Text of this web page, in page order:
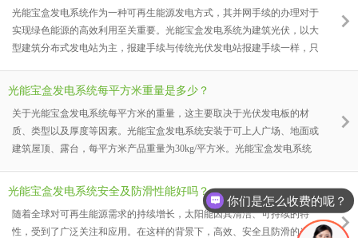
光能宝盒发电系统作为一种可再生能源发电方式，其并网手续的办理对于
实现绿色能源的高效利用至关重要。光能宝盒发电系统为建筑光伏，以大
型建筑分布式发电站为主，报建手续与传统光伏发电站报建手续一样，只
余电上网。下光能宝盒发电系统为建筑光伏，以大型建筑分布式发电站为
当地供电局申请备案，安装验收完毕即可自发自用余电上网。
光能宝盒发电系统每平方米重量是多少？
关于光能宝盒发电系统每平方米的重量，这主要取决于光伏发电板的材
质、类型以及厚度等因素。光能宝盒发电系统安装于可上人广场、地面或
建筑屋顶、露台，每平方米产品重量为30kg/平方米。光能宝盒发电系统
米。
光能宝盒发电系统安全及防滑性能好吗？
随着全球对可再生能源需求的持续增长，太阳能因其清洁、可持续的特
性，受到了广泛关注和应用。在这样的背景下，高效、安全且防滑的光能
你们是怎么收费的呢？